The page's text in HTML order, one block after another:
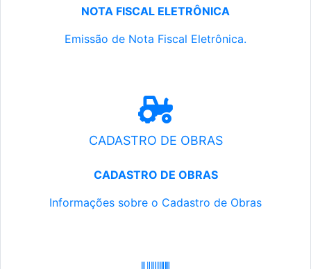
NOTA FISCAL ELETRÔNICA
Emissão de Nota Fiscal Eletrônica.
CADASTRO DE OBRAS
CADASTRO DE OBRAS
Informações sobre o Cadastro de Obras